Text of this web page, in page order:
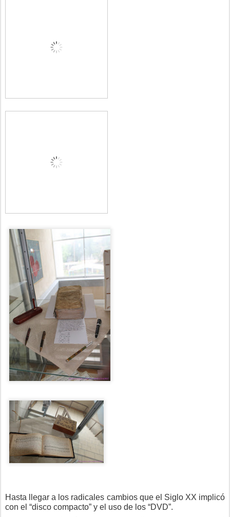
Hasta llegar a los radicales cambios que el Siglo XX implicó
con el “disco compacto” y el uso de los “DVD”.